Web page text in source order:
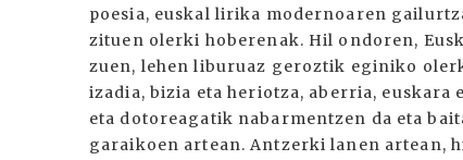
poesia, euskal lirika modernoaren
zituen olerki hoberenak. Hil ondoren,
zuen, lehen liburuaz geroztik eginiko
izadia, bizia eta heriotza, aberria,
eta dotoreagatik nabarmentzen da eta
garaikoen artean. Antzerki lanen artean,